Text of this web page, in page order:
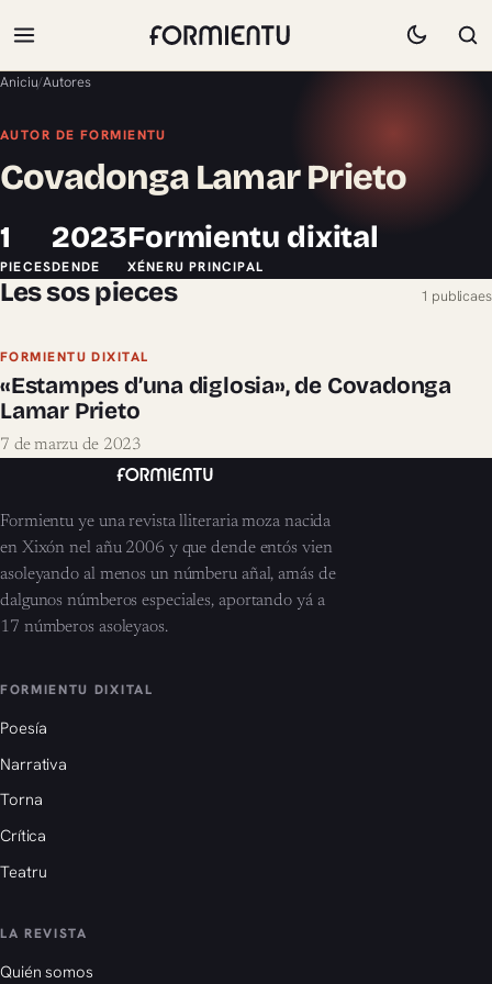
Aniciu/Autores
AUTOR DE FORMIENTU
Covadonga Lamar Prieto
1
PIECES
2023
DENDE
Formientu dixital
XÉNERU PRINCIPAL
Les sos pieces 1 publicaes
FORMIENTU DIXITAL
«Estampes d’una diglosia», de Covadonga
Lamar Prieto
7 de marzu de 2023
Formientu ye una revista lliteraria moza nacida
en Xixón nel añu 2006 y que dende entós vien
asoleyando al menos un númberu añal, amás de
dalgunos númberos especiales, aportando yá a
17 númberos asoleyaos.
FORMIENTU DIXITAL
Poesía
Narrativa
Torna
Crítica
Teatru
LA REVISTA
Quién somos